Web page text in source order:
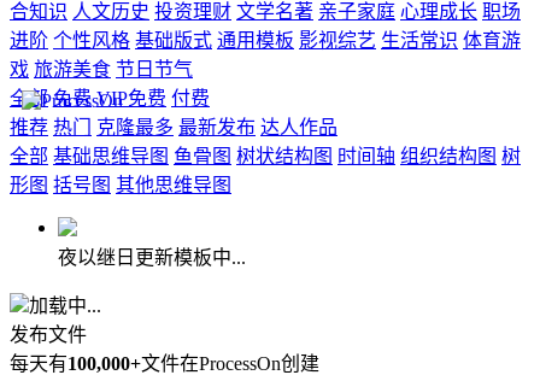
合知识 人文历史 投资理财 文学名著 亲子家庭 心理成长 职场
进阶 个性风格 基础版式 通用模板 影视综艺 生活常识 体育游
戏 旅游美食 节日节气
全部 免费 VIP免费 付费
推荐 热门 克隆最多 最新发布 达人作品
全部 基础思维导图 鱼骨图 树状结构图 时间轴 组织结构图 树
形图 括号图 其他思维导图
夜以继日更新模板中...
加载中...
发布文件
每天有100,000+文件在ProcessOn创建